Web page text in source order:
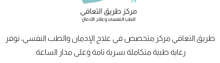
طريق التعافي مركز متخصص في علاج الإدمان والطب النفسي، نوفر
رعاية طبية متكاملة بسرية تامة وعلى مدار الساعة.